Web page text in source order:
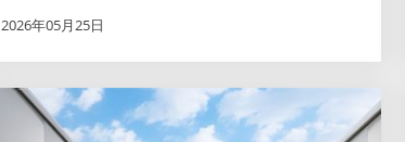
2026年05月25日